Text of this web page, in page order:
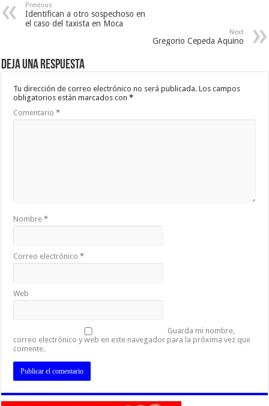
Previous
Identifican a otro sospechoso en
el caso del taxista en Moca
Next
Gregorio Cepeda Aquino
Deja una respuesta
Tu dirección de correo electrónico no será publicada. Los campos
obligatorios están marcados con*
Comentario*
Nombre*
Correo electrónico*
Web
Guarda mi nombre,
correo electrónico y web en este navegador para la próxima vez que
comente.